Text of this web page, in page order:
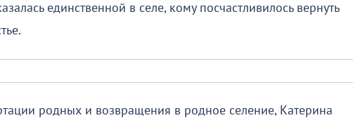
единственной в селе, кому посчастливилось вернуть
родных и возвращения в родное селение, Катерина